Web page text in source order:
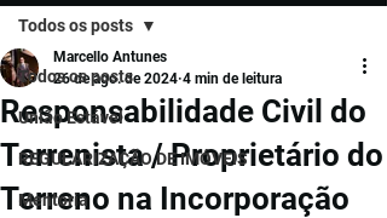
Todos os posts
União Estável
REGULARIZAÇÃO DE IMÓVEIS
Mentoria
Todos os posts
Responsabilidade Civil do
Terrenista / Proprietário do
Terreno na Incorporação
Marcello Antunes
26 de ago. de 2024 4 min de leitura